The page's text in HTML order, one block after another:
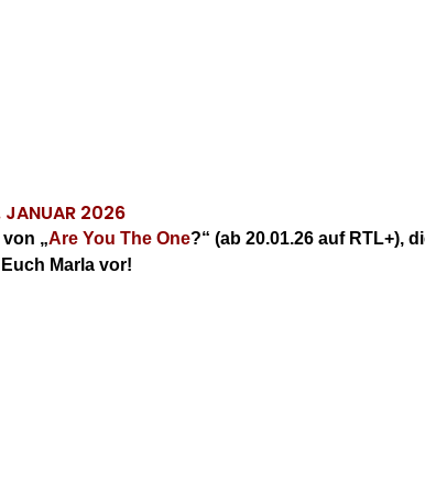
JANUAR 2026
„Are You The One?“ (ab 20.01.26 auf RTL+),
Marla vor!